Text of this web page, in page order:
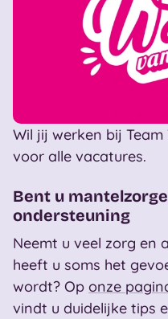
Wil jij werken bij
voor alle vacatures.
Bent u
ondersteuning
Neemt u veel zorg en
heeft u soms het
wordt? Op onze
vindt u duidelijke tips